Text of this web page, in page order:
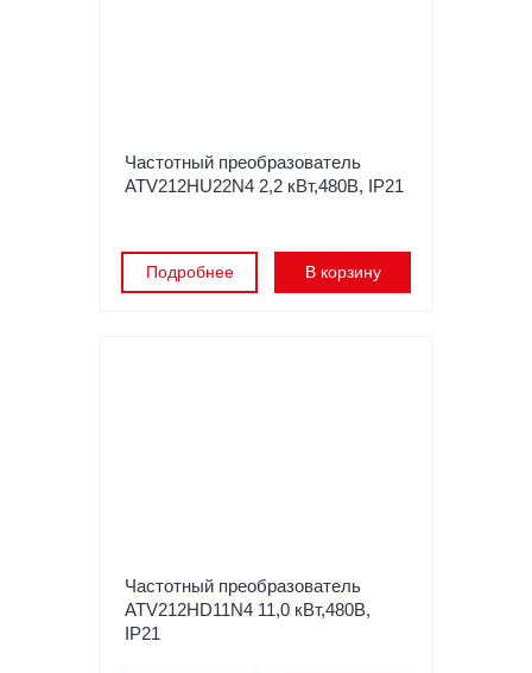
Частотный преобразователь
ATV212HU22N4 2,2 кВт,480В, IP21
Подробнее В корзину
Частотный преобразователь
ATV212HD11N4 11,0 кВт,480В,
IP21